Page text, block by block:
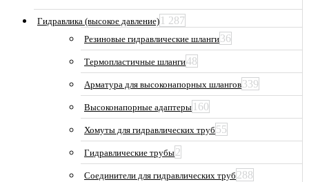
Гидравлика (высокое давление) 1 287
Резиновые гидравлические шланги36
Термопластичные шланги48
Арматура для высоконапорных шлангов339
Высоконапорные адаптеры 160
Хомуты для гидравлических труб 55
Гидравлические трубы2
Соединители для гидравлических труб 288